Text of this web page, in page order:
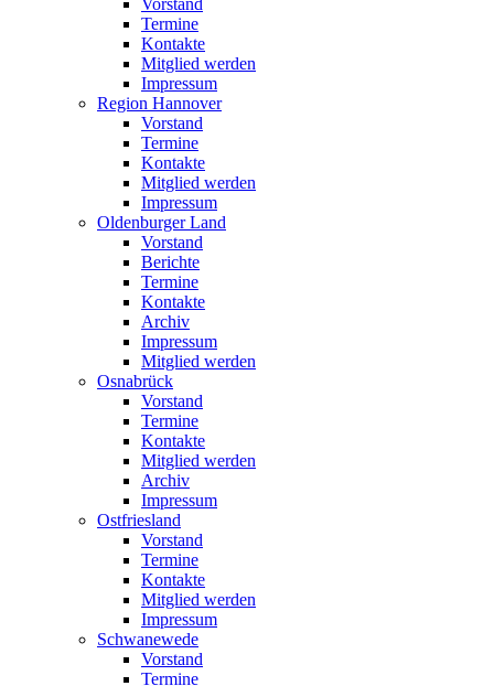
Vorstand
Termine
Kontakte
Mitglied werden
Impressum
Region Hannover
Vorstand
Termine
Kontakte
Mitglied werden
Impressum
Oldenburger Land
Vorstand
Berichte
Termine
Kontakte
Archiv
Impressum
Mitglied werden
Osnabrück
Vorstand
Termine
Kontakte
Mitglied werden
Archiv
Impressum
Ostfriesland
Vorstand
Termine
Kontakte
Mitglied werden
Impressum
Schwanewede
Vorstand
Termine